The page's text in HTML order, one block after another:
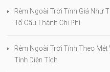
Rèm Ngoài Trời Tính Giá Như
Tố Cấu Thành Chi Phí
Rèm Ngoài Trời Tính Theo
Tính Diện Tích